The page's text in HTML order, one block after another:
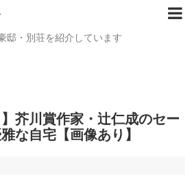
邸・別荘を紹介しています
】芥川賞作家・辻仁成のセー
な自宅【画像あり】